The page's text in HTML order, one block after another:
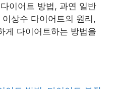
이어트 방법, 과연 일반
상수 다이어트의 원리,
게 다이어트하는 방법을